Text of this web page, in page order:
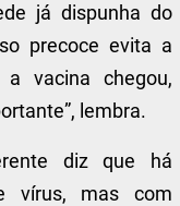
já dispunha do
precoce evita a
a vacina chegou,
lembra.
diz que há
vírus, mas com